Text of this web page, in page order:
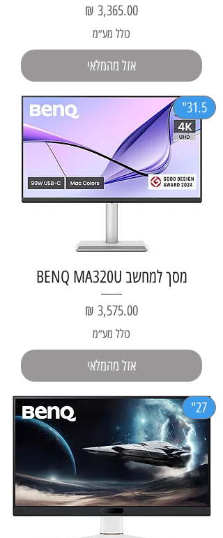
מחיר
כולל מע״מ
אזל מהמלאי
31.5"
מסך למחשב BENQ MA320U
מחיר
כולל מע״מ
אזל מהמלאי
27"